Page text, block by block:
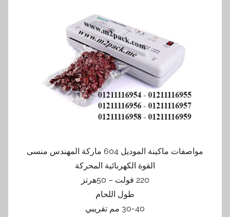
مواصفات ماكينة الموديل 604 ماركة المهندس منسى
القوة الكهربائية المحركة
220 فولت – 50هرتز
طول اللحام
30-40 مم تقريبي